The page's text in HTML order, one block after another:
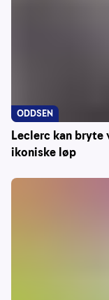
Leclerc kan bryte
ikoniske løp
ODDSEN